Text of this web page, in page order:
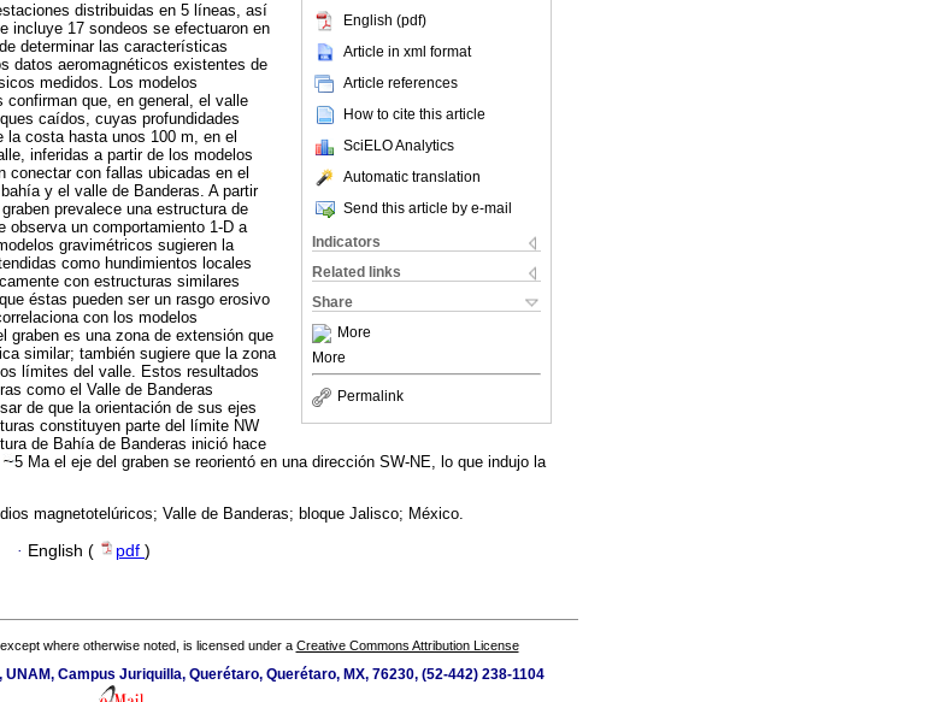
English (pdf)
Article in xml format
Article references
How to cite this article
SciELO Analytics
Automatic translation
Send this article by e-mail
Indicators
Related links
Share
More
More
Permalink
distribuidas en 5 líneas, así
incluye 17 sondeos se efectuaron en
determinar las características
datos aeromagnéticos existentes de
medidos. Los modelos
que, en general, el valle
caídos, cuyas profundidades
costa hasta unos 100 m, en el
inferidas a partir de los modelos
con fallas ubicadas en el
y el valle de Banderas. A partir
prevalece una estructura de
observa un comportamiento 1-D a
gravimétricos sugieren la
como hundimientos locales
con estructuras similares
éstas pueden ser un rasgo erosivo
con los modelos
graben es una zona de extensión que
similar; también sugiere que la zona
límites del valle. Estos resultados
como el Valle de Banderas
de que la orientación de sus ejes
constituyen parte del límite NW
de Bahía de Banderas inició hace
5 Ma el eje del graben se reorientó en una dirección SW-NE, lo que indujo la
magnetotelúricos; Valle de Banderas; bloque Jalisco; México.
· English ( pdf )
where otherwise noted, is licensed under a Creative Commons Attribution License
Campus Juriquilla, Querétaro, Querétaro, MX, 76230, (52-442) 238-1104